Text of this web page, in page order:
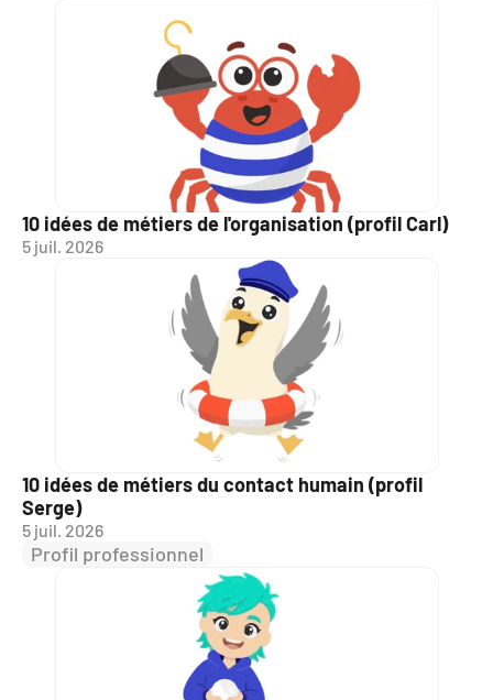
10 idées de métiers de l'organisation (profil Carl)
5 juil. 2026
10 idées de métiers du contact humain (profil
Serge)
5 juil. 2026
Profil professionnel